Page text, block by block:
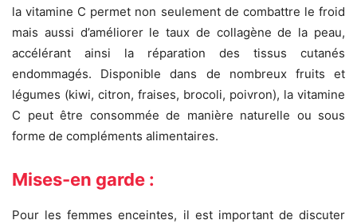
la vitamine C permet non seulement de combattre le froid
mais aussi d’améliorer le taux de collagène de la peau,
accélérant ainsi la réparation des tissus cutanés
endommagés. Disponible dans de nombreux fruits et
légumes (kiwi, citron, fraises, brocoli, poivron), la vitamine
C peut être consommée de manière naturelle ou sous
forme de compléments alimentaires.
Mises-en garde :
Pour les femmes enceintes, il est important de discuter